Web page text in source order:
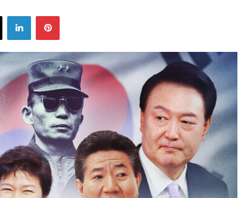
X LinkedInPinterest